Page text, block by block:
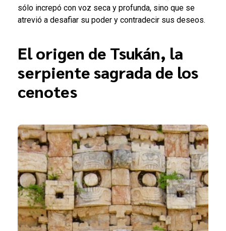
sólo increpó con voz seca y profunda, sino que se
atrevió a desafiar su poder y contradecir sus deseos.
El origen de Tsukán, la
serpiente sagrada de los
cenotes